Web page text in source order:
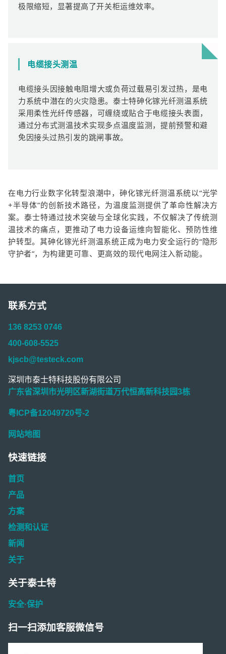
极限缩短，显著提高了开关柜运维效率。
电缆接头测温
电缆接头因接触电阻增大或负荷过载易引发过热，是电
力系统中潜在的火灾隐患。泰士特砷化镓光纤测温系统
采用柔性光纤传感器，可缠绕或贴合于电缆接头表面，
通过分布式测温技术实现多点温度监测，提前预警和避
免因接头过热引发的跳闸事故。
在电力行业数字化转型浪潮中，砷化镓光纤测温系统以“光学
+半导体”的创新技术路径，为温度监测提供了革命性解决方
案。泰士特通过技术突破与全球化实践，不仅解决了传统测
温技术的痛点，更推动了电力设备运维向智能化、预防性维
护转型。其砷化镓光纤测温系统正成为电力安全运行的“隐形
守护者”，为构建更可靠、更高效的现代电网注入新动能。
联系方式
136 8253 0746
400-608-5525
kjscb@testeck.com
深圳市泰士特科技股份有限公司
广东省深圳市光明区新湖街道万代恒高新科技园3栋
粤ICP备12049720号-2
网站地图
快速链接
首页
产品
方案
检测和认证
新闻
关于
关于泰士特
安全·保护
扫一扫添加客服微信号